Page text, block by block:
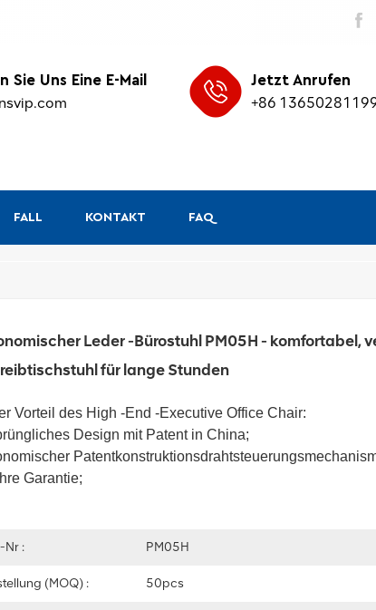
Sie Uns Eine E-Mail Jetzt Anrufen
+86
FALL KONTAKT FAQ
Leder -Bürostuhl PM05H - komfortabel,
für lange Stunden
Vorteil des High -End -Executive Office Chair:
Design mit Patent in China;
Garantie;
Nr : PM05H
(MOQ) : 50pcs